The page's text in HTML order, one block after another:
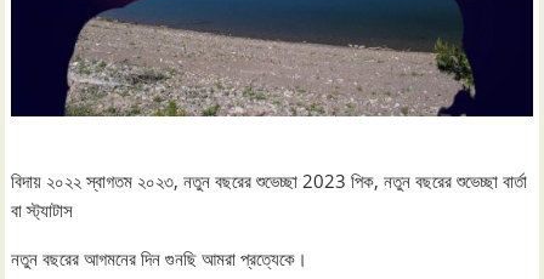
বিদায় ২০২২ স্বাগতম ২০২৩, নতুন বছরের শুভেচ্ছা 2023 পিক, নতুন বছরের শুভেচ্ছা বার্তা
বা স্ট্যাটাস
নতুন বছরের আগমনের দিন গুনছি আমরা প্রত্যেকে।